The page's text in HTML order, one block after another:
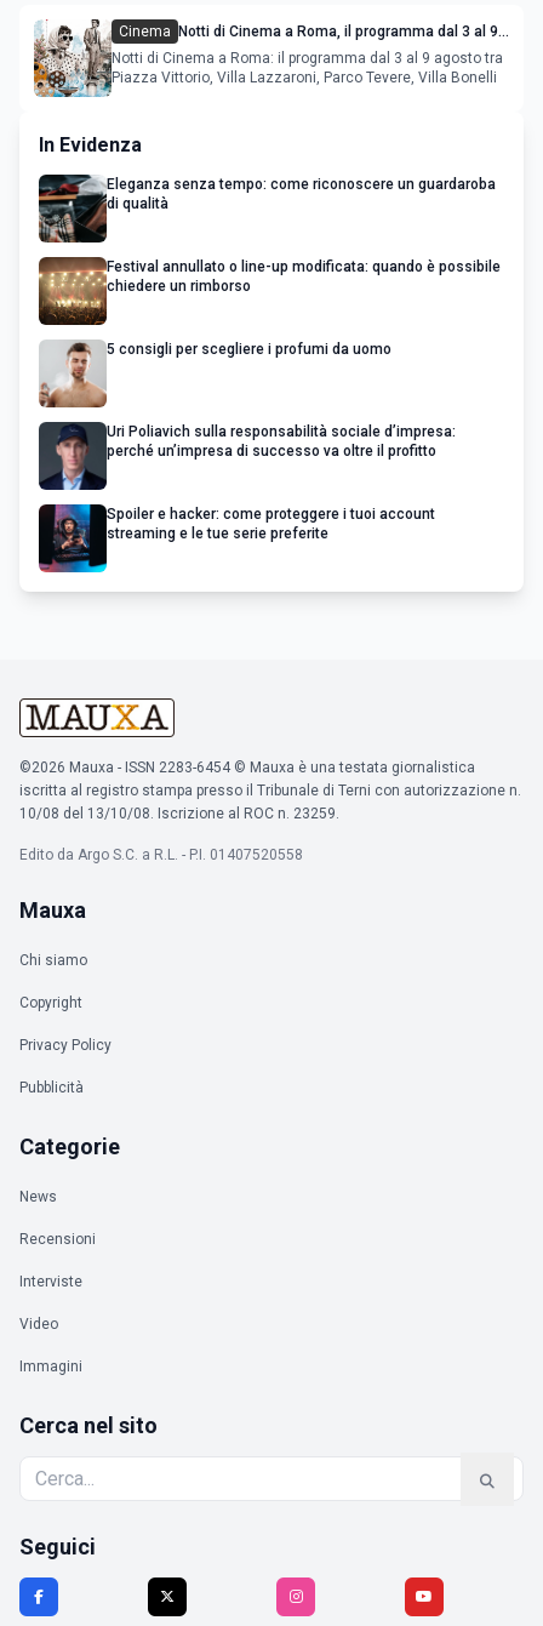
Cinema
Notti di Cinema a Roma, il programma dal 3 al 9
agosto
Notti di Cinema a Roma: il programma dal 3 al 9 agosto tra
Piazza Vittorio, Villa Lazzaroni, Parco Tevere, Villa Bonelli
In Evidenza
Eleganza senza tempo: come riconoscere un guardaroba
di qualità
Festival annullato o line-up modificata: quando è possibile
chiedere un rimborso
5 consigli per scegliere i profumi da uomo
Uri Poliavich sulla responsabilità sociale d’impresa:
perché un’impresa di successo va oltre il profitto
Spoiler e hacker: come proteggere i tuoi account
streaming e le tue serie preferite
©2026 Mauxa - ISSN 2283-6454 © Mauxa è una testata giornalistica
iscritta al registro stampa presso il Tribunale di Terni con autorizzazione n.
10/08 del 13/10/08. Iscrizione al ROC n. 23259.
Edito da Argo S.C. a R.L. - P.I. 01407520558
Mauxa
Chi siamo
Copyright
Privacy Policy
Pubblicità
Categorie
News
Recensioni
Interviste
Video
Immagini
Cerca nel sito
Seguici